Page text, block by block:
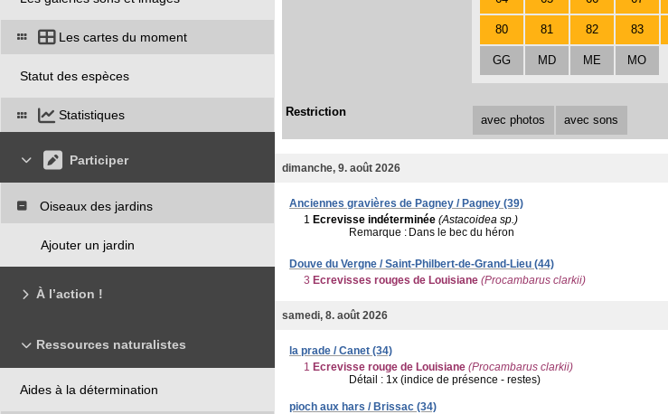
Les cartes du moment
Statut des espèces
Statistiques
Participer
Oiseaux des jardins
Ajouter un jardin
À l’action !
Ressources naturalistes
Aides à la détermination
80 81 82 83
GG MD ME MO
Restriction
avec photos avec sons
dimanche, 9. août 2026
Anciennes gravières de Pagney / Pagney (39)
1 Ecrevisse indéterminée (Astacoidea sp.)
Remarque : Dans le bec du héron
Douve du Vergne / Saint-Philbert-de-Grand-Lieu (44)
3 Ecrevisses rouges de Louisiane (Procambarus clarkii)
samedi, 8. août 2026
la prade / Canet (34)
1 Ecrevisse rouge de Louisiane (Procambarus clarkii)
Détail : 1x (indice de présence - restes)
pioch aux hars / Brissac (34)